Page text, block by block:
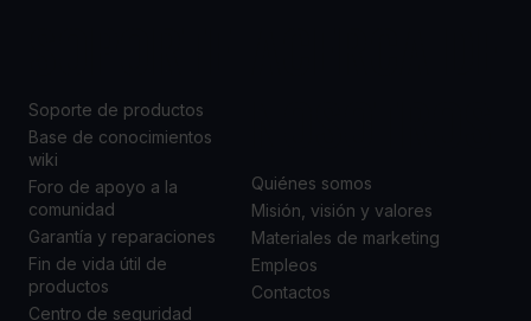
Soporte de productos
Base de conocimientos
wiki
Foro de apoyo a la
comunidad
Garantía y reparaciones
Fin de vida útil de
productos
Centro de seguridad
Quiénes somos
Misión, visión y valores
Materiales de marketing
Empleos
Contactos